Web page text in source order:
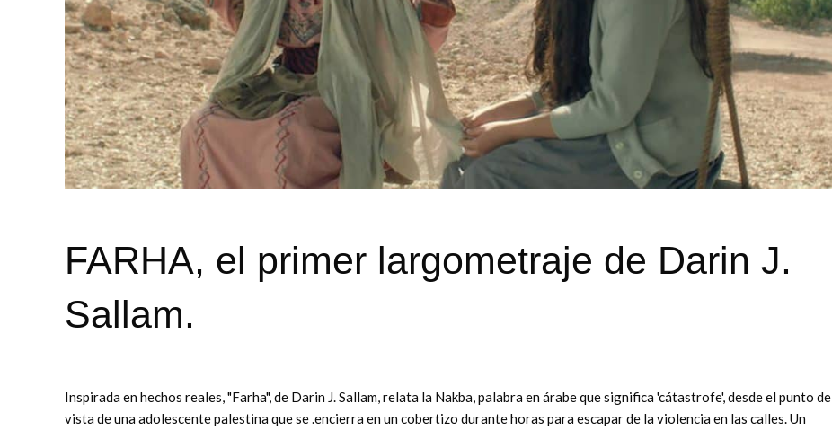
FARHA, el primer largometraje de Darin J.
Sallam.
Inspirada en hechos reales, "Farha", de Darin J. Sallam, relata la Nakba, palabra en árabe que significa 'cátastrofe', desde el punto de
vista de una adolescente palestina que se .encierra en un cobertizo durante horas para escapar de la violencia en las calles. Un